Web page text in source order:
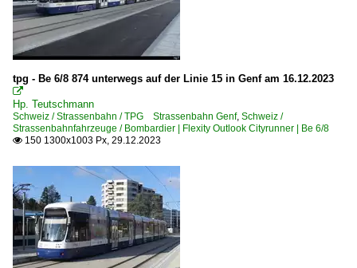
tpg - Be 6/8 874 unterwegs auf der Linie 15 in Genf am 16.12.2023

Hp. Teutschmann
Schweiz / Strassenbahn / TPG Strassenbahn Genf, Schweiz /
Strassenbahnfahrzeuge / Bombardier | Flexity Outlook Cityrunner | Be 6/8
 150 1300x1003 Px, 29.12.2023